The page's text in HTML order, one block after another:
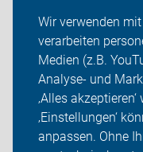
Wir verwenden
verarbeiten
Medien (z.B.
Analyse- und
‚Alles
‚Einstellungen‘
anpassen. Ohne
ADFC Schwerin
Sei dabei
Presse